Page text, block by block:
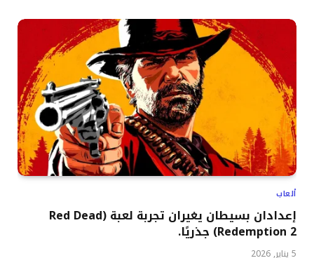
ألعاب
إعدادان بسيطان يغيران تجربة لعبة (Red Dead
Redemption 2) جذريًا.
5 يناير, 2026